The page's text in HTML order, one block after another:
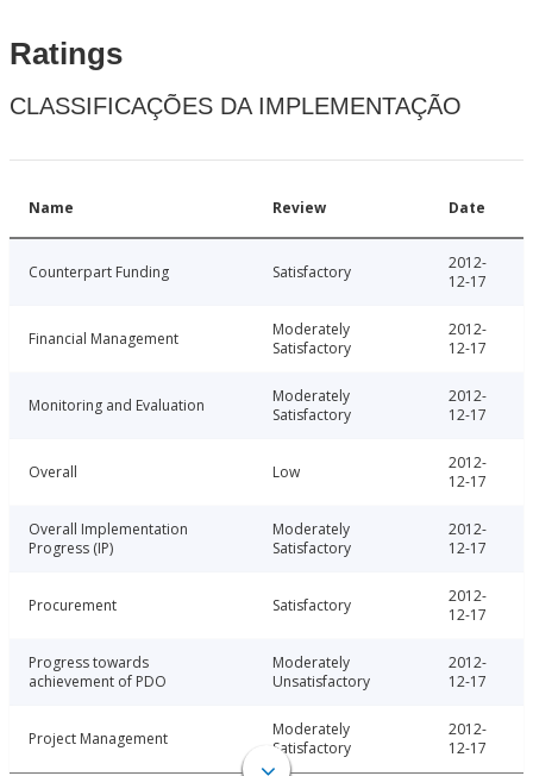
Ratings
CLASSIFICAÇÕES DA IMPLEMENTAÇÃO
Name Review Date
Counterpart Funding Satisfactory
2012-
12-17
Financial Management
Moderately
Satisfactory
2012-
12-17
Monitoring and Evaluation
Moderately
Satisfactory
2012-
12-17
Overall Low
2012-
12-17
Overall Implementation
Progress (IP)
Moderately
Satisfactory
2012-
12-17
Procurement Satisfactory
2012-
12-17
Progress towards
achievement of PDO
Moderately
Unsatisfactory
2012-
12-17
Project Management
Moderately
Satisfactory
2012-
12-17